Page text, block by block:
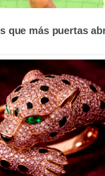
que más puertas